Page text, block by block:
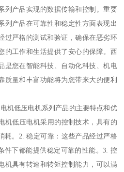
列产品实现的数据传输和控制。重要
列产品在可靠性和稳定性方面表现出
过严格的测试和验证，确保在恶劣环
的工作和生活提供了安心的保障。西
是您在智能科技、自动化科技、机电
质量和丰富功能将为您带来大的便利
低压电机系列产品的主要特点和优
机低压电机采用的控制技术，具有的
耗。2. 稳定可靠：这些产品经过严格
件下都能提供稳定可靠的性能。3. 控
机具有转速和转矩控制能力，可以满